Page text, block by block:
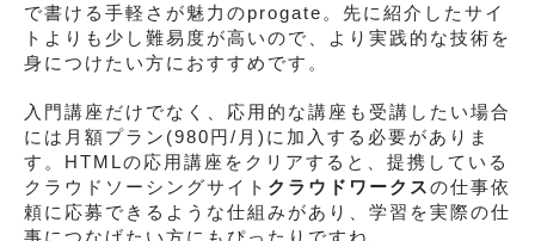
で書ける手軽さが魅力のprogate。先に紹介したサイ
トよりも少し難易度が高いので、より実践的な技術を
身につけたい方におすすめです。
入門講座だけでなく、応用的な講座も受講したい場合
には月額プラン(980円/月)に加入する必要がありま
す。HTMLの応用講座をクリアすると、提携している
クラウドソーシングサイト クラウドワークスの仕事依
頼に応募できるような仕組みがあり、学習を実際の仕